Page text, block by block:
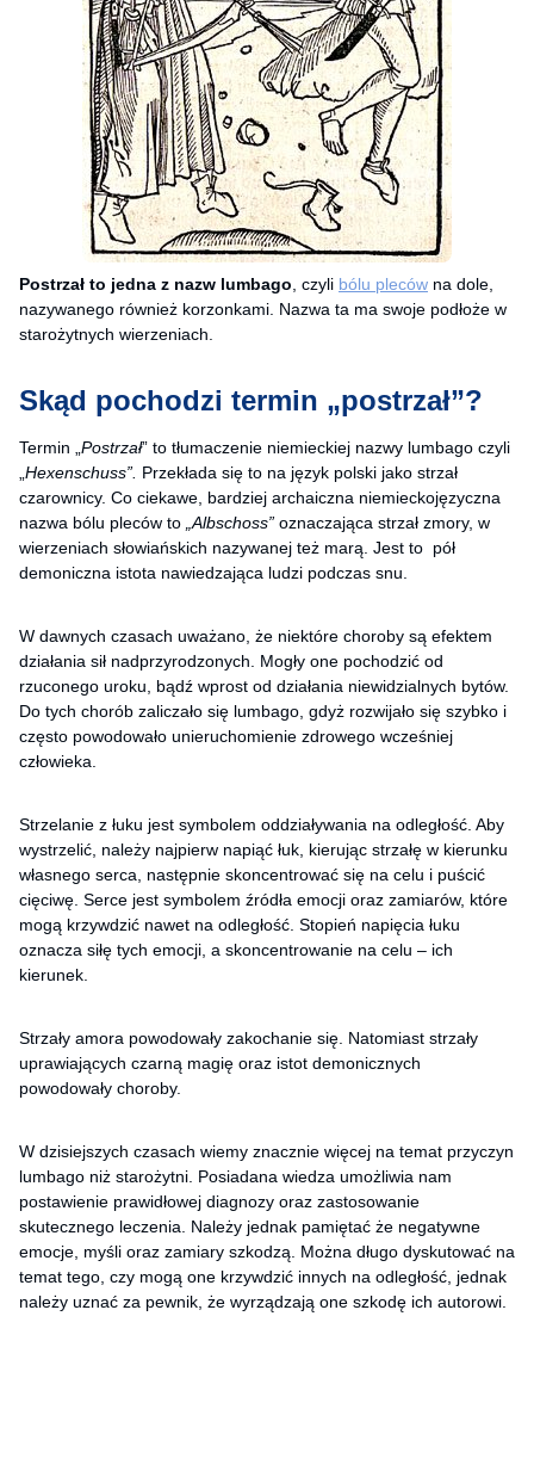
Postrzał to jedna z nazw lumbago, czyli bólu pleców na dole,
nazywanego również korzonkami. Nazwa ta ma swoje podłoże w
starożytnych wierzeniach.
Skąd pochodzi termin „postrzał”?
Termin „Postrzał” to tłumaczenie niemieckiej nazwy lumbago czyli
„Hexenschuss”. Przekłada się to na język polski jako strzał
czarownicy. Co ciekawe, bardziej archaiczna niemieckojęzyczna
nazwa bólu pleców to „Albschoss” oznaczająca strzał zmory, w
wierzeniach słowiańskich nazywanej też marą. Jest to pół
demoniczna istota nawiedzająca ludzi podczas snu.
W dawnych czasach uważano, że niektóre choroby są efektem
działania sił nadprzyrodzonych. Mogły one pochodzić od
rzuconego uroku, bądź wprost od działania niewidzialnych bytów.
Do tych chorób zaliczało się lumbago, gdyż rozwijało się szybko i
często powodowało unieruchomienie zdrowego wcześniej
człowieka.
Strzelanie z łuku jest symbolem oddziaływania na odległość. Aby
wystrzelić, należy najpierw napiąć łuk, kierując strzałę w kierunku
własnego serca, następnie skoncentrować się na celu i puścić
cięciwę. Serce jest symbolem źródła emocji oraz zamiarów, które
mogą krzywdzić nawet na odległość. Stopień napięcia łuku
oznacza siłę tych emocji, a skoncentrowanie na celu – ich
kierunek.
Strzały amora powodowały zakochanie się. Natomiast strzały
uprawiających czarną magię oraz istot demonicznych
powodowały choroby.
W dzisiejszych czasach wiemy znacznie więcej na temat przyczyn
lumbago niż starożytni. Posiadana wiedza umożliwia nam
postawienie prawidłowej diagnozy oraz zastosowanie
skutecznego leczenia. Należy jednak pamiętać że negatywne
emocje, myśli oraz zamiary szkodzą. Można długo dyskutować na
temat tego, czy mogą one krzywdzić innych na odległość, jednak
należy uznać za pewnik, że wyrządzają one szkodę ich autorowi.